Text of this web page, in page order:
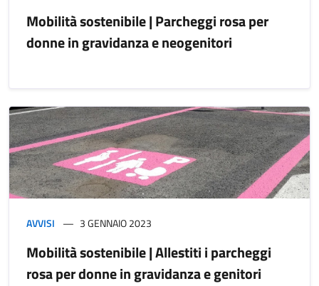
Mobilità sostenibile | Parcheggi rosa per
donne in gravidanza e neogenitori
AVVISI 3 GENNAIO 2023
Mobilità sostenibile | Allestiti i parcheggi
rosa per donne in gravidanza e genitori